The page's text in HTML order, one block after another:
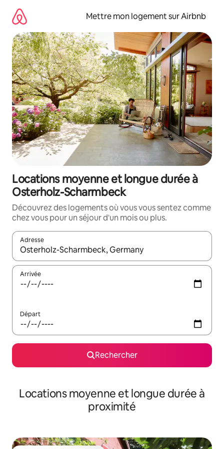
directement
contenu
Mettre mon logement sur Airbnb
Locations moyenne et longue durée à
Osterholz-Scharmbeck
Découvrez des logements où vous vous sentez comme
chez vous pour un séjour d'un mois ou plus.
Adresse
Lorsque les résultats s'affichent, utilisez les flèches vers le
Arrivée
Départ
Rechercher
Locations moyenne et longue durée à
proximité